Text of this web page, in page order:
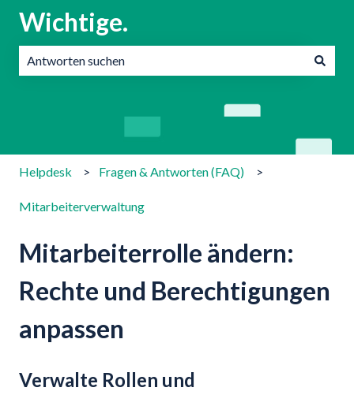
Wichtige.
Helpdesk Fragen & Antworten (FAQ)
Mitarbeiterverwaltung
Mitarbeiterrolle ändern:
Rechte und Berechtigungen
anpassen
Verwalte Rollen und